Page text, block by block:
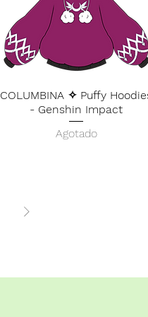
COLUMBINA ✧ Puffy
- Genshin Impact
Agotado